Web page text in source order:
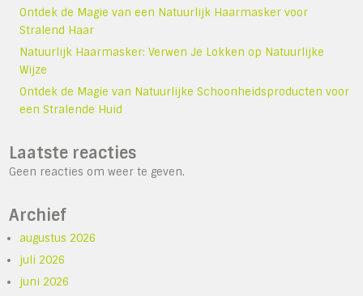
Ontdek de Magie van een Natuurlijk Haarmasker voor
Stralend Haar
Natuurlijk Haarmasker: Verwen Je Lokken op Natuurlijke
Wijze
Ontdek de Magie van Natuurlijke Schoonheidsproducten voor
een Stralende Huid
Laatste reacties
Geen reacties om weer te geven.
Archief
augustus 2026
juli 2026
juni 2026